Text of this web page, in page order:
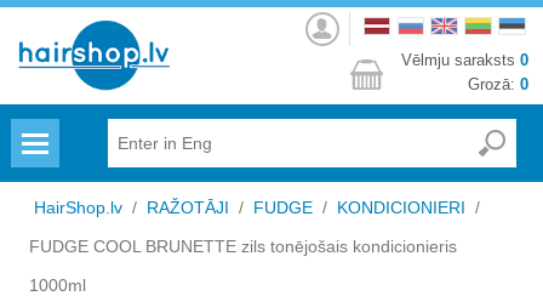
Autorizēties
Vēlmju saraksts 0
Grozā: 0
HairShop.lv / RAŽOTĀJI / FUDGE / KONDICIONIERI /
FUDGE COOL BRUNETTE zils tonējošais kondicionieris
1000ml